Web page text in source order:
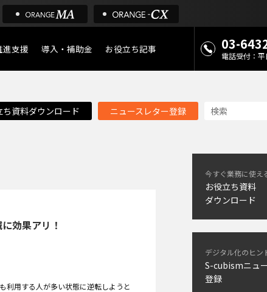
進支援 導入・補助金
デジタル化・AI導入補助金
お役立ち記事
店舗のミライを考えるメディ
03-
電話受付：
ち資料ダウンロード ニュースレター登録
効果アリ！
利用する人が多い状態に逆転しようと
今すぐ業務に使え
お役立ち資料
ダウンロード
デジタル化のヒン
S-cubismニュ
登録